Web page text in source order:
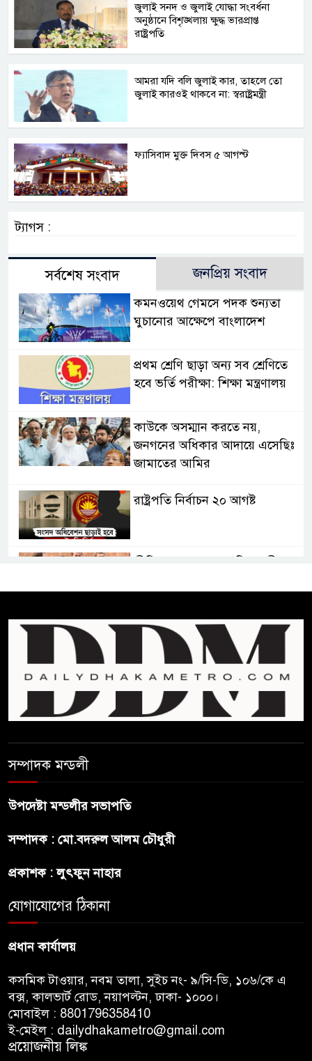
জুলাই সনদ ও জুলাই যোদ্ধা সংবর্ধনা
অনুষ্ঠানে বিশৃঙ্খলায় ক্ষুদ্ধ ভারপ্রাপ্ত
রাষ্ট্রপতি
আমরা যদি বলি জুলাই কার, তাহলে তো
জুলাই কারওই থাকবে না: স্বরাষ্ট্রমন্ত্রী
ফ্যাসিবাদ মুক্ত দিবস ৫ আগস্ট
ট্যাগস :
সর্বশেষ সংবাদ জনপ্রিয় সংবাদ
কমনওয়েথ গেমসে পদক শুন্যতা
ঘুচানোর আক্ষেপে বাংলাদেশ
প্রথম শ্রেণি ছাড়া অন্য সব শ্রেণিতে
হবে ভর্তি পরীক্ষা: শিক্ষা মন্ত্রণালয়
কাউকে অসম্মান করতে নয়,
জনগনের অধিকার আদায়ে এসেছিঃ
জামাতের আমির
রাষ্ট্রপতি নির্বাচন ২০ আগষ্ট
জুলাই সনদ ও জুলাই যোদ্ধা সংবর্ধনা
অনুষ্ঠানে বিশৃঙ্খলায় ক্ষুদ্ধ ভারপ্রাপ্ত
রাষ্ট্রপতি
আমরা যদি বলি জুলাই কার, তাহলে
তো জুলাই কারওই থাকবে না:
শেখ হাসিনার বক্তব্য প্রচার করলেই
ব্যবস্থা নিবে সরকার : প্রধানমন্ত্রীর
সম্পাদক মন্ডলী
উপদেষ্টা মন্ডলীর সভাপতি
সম্পাদক : মো.বদরুল আলম চৌধুরী
প্রকাশক : লুৎফুন নাহার
যোগাযোগের ঠিকানা
প্রধান কার্যালয়
কসমিক টাওয়ার, নবম তালা, সুইচ নং- ৯/সি-ডি, ১০৬/কে এ
বক্স, কালভার্ট রোড, নয়াপল্টন, ঢাকা- ১০০০।
মোবাইল : 8801796358410
ই-মেইল : dailydhakametro@gmail.com
প্রয়োজনীয় লিঙ্ক